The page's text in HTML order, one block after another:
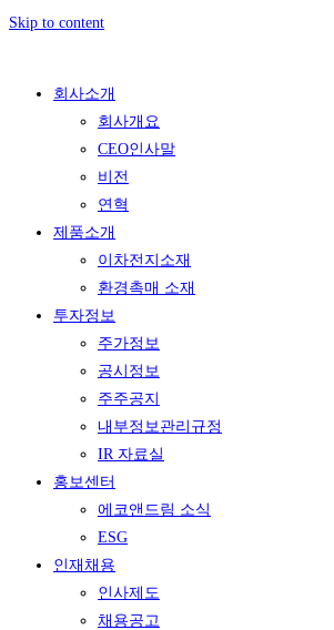
Skip to content
회사소개
회사개요
CEO인사말
비전
연혁
제품소개
이차전지소재
환경촉매 소재
투자정보
주가정보
공시정보
주주공지
내부정보관리규정
IR 자료실
홍보센터
에코앤드림 소식
ESG
인재채용
인사제도
채용공고